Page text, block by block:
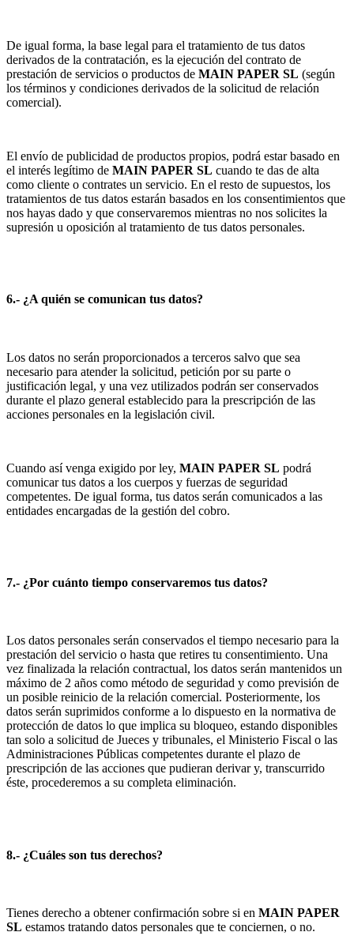
De igual forma, la base legal para el tratamiento de tus datos
derivados de la contratación, es la ejecución del contrato de
prestación de servicios o productos de MAIN PAPER SL (según
los términos y condiciones derivados de la solicitud de relación
comercial).
El envío de publicidad de productos propios, podrá estar basado en
el interés legítimo de MAIN PAPER SL cuando te das de alta
como cliente o contrates un servicio. En el resto de supuestos, los
tratamientos de tus datos estarán basados en los consentimientos que
nos hayas dado y que conservaremos mientras no nos solicites la
supresión u oposición al tratamiento de tus datos personales.
6.- ¿A quién se comunican tus datos?
Los datos no serán proporcionados a terceros salvo que sea
necesario para atender la solicitud, petición por su parte o
justificación legal, y una vez utilizados podrán ser conservados
durante el plazo general establecido para la prescripción de las
acciones personales en la legislación civil.
Cuando así venga exigido por ley, MAIN PAPER SL podrá
comunicar tus datos a los cuerpos y fuerzas de seguridad
competentes. De igual forma, tus datos serán comunicados a las
entidades encargadas de la gestión del cobro.
7.- ¿Por cuánto tiempo conservaremos tus datos?
Los datos personales serán conservados el tiempo necesario para la
prestación del servicio o hasta que retires tu consentimiento. Una
vez finalizada la relación contractual, los datos serán mantenidos un
máximo de 2 años como método de seguridad y como previsión de
un posible reinicio de la relación comercial. Posteriormente, los
datos serán suprimidos conforme a lo dispuesto en la normativa de
protección de datos lo que implica su bloqueo, estando disponibles
tan solo a solicitud de Jueces y tribunales, el Ministerio Fiscal o las
Administraciones Públicas competentes durante el plazo de
prescripción de las acciones que pudieran derivar y, transcurrido
éste, procederemos a su completa eliminación.
8.- ¿Cuáles son tus derechos?
Tienes derecho a obtener confirmación sobre si en MAIN PAPER
SL estamos tratando datos personales que te conciernen, o no.